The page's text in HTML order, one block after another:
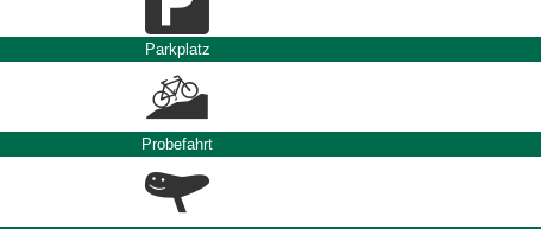
Parkplatz
Probefahrt